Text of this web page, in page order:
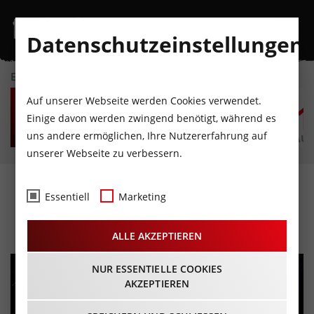
EVENTKALENDER
MO
10
AUGUST
DI
11
AUGUST
MI
12
AUGUST
DO
13
AUGUST
FR
14
AUGUST
Music Hall Innsbruck
Datenschutzeinstellungen
Auf unserer Webseite werden Cookies verwendet.
Einige davon werden zwingend benötigt, während es
uns andere ermöglichen, Ihre Nutzererfahrung auf
unserer Webseite zu verbessern.
Essentiell Marketing
ALLE AKZEPTIEREN
NUR ESSENTIELLE COOKIES
AKZEPTIEREN